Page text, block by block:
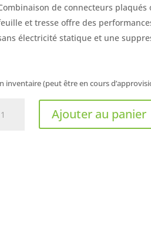
de connecteurs
et tresse offre des
électricité statique et une
inventaire (peut être en cours
Ajouter au panier